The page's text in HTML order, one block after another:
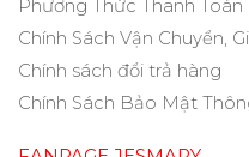
Phương Thức Thanh Toán
Chính Sách Vận Chuyển,
Chính sách đổi trả hàng
Chính Sách Bảo Mật